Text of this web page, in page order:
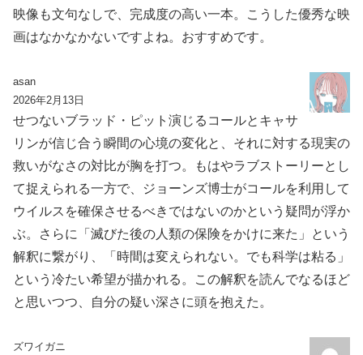
映像も文句なしで、完成度の高い一本。こうした優秀な映
画はなかなかないですよね。おすすめです。
asan
2026年2月13日
せつないブラッド・ピット演じるコールとキャサ
リンが信じ合う瞬間の心境の変化と、それに対する現実の
救いがなさの対比が胸を打つ。もはやラブストーリーとし
て捉えられる一方で、ジョーンズ博士がコールを利用して
ウイルスを確保させるべきではないのかという疑問が浮か
ぶ。さらに「滅びた後の人類の保険をかけに来た」という
解釈に繋がり、「時間は変えられない。でも科学は粘る」
という冷たい希望が描かれる。この解釈を読んでなるほど
と思いつつ、自分の疑い深さに頭を抱えた。
ズワイガニ